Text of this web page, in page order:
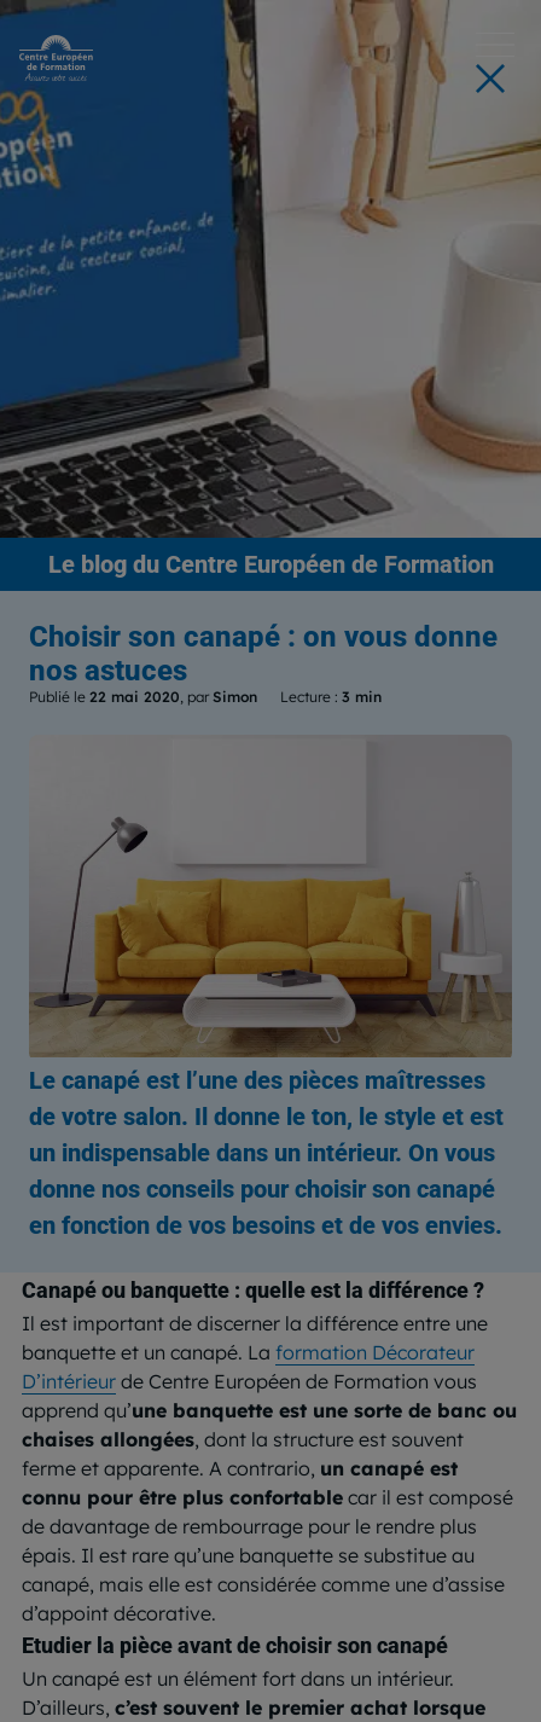
Le blogdu Centre Européen de Formation
Choisir son canapé : on vous donne
nos astuces
Publié le 22 mai 2020, par Simon Lecture : 3 min
Le canapé est l’une des pièces maîtresses
de votre salon. Il donne le ton, le style et est
un indispensable dans un intérieur. On vous
donne nos conseils pour choisir son canapé
en fonction de vos besoins et de vos envies.
Canapé ou banquette : quelle est la différence ?
Il est important de discerner la différence entre une
banquette et un canapé. La formation Décorateur
D’intérieur de Centre Européen de Formation vous
apprend qu’une banquette est une sorte de banc ou
chaises allongées, dont la structure est souvent
ferme et apparente. A contrario, un canapé est
connu pour être plus confortable car il est composé
de davantage de rembourrage pour le rendre plus
épais. Il est rare qu’une banquette se substitue au
canapé, mais elle est considérée comme une d’assise
d’appoint décorative.
Etudier la pièce avant de choisir son canapé
Un canapé est un élément fort dans un intérieur.
D’ailleurs, c’est souvent le premier achat lorsque